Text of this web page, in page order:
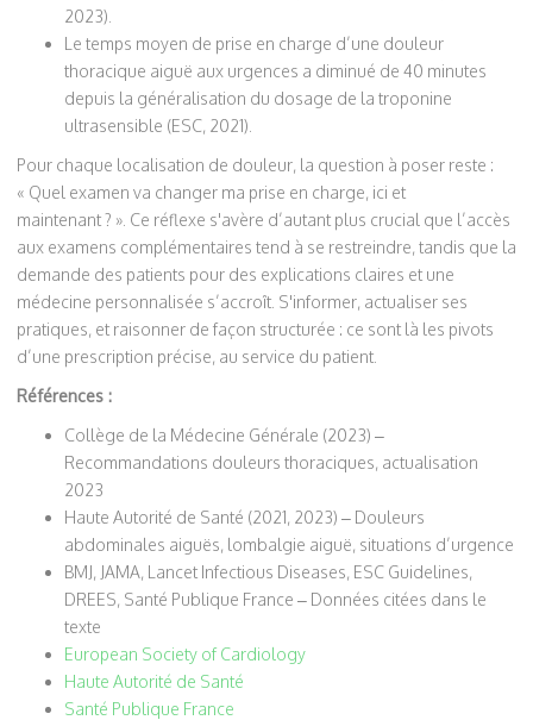
2023).
Le temps moyen de prise en charge d’une douleur
thoracique aiguë aux urgences a diminué de 40 minutes
depuis la généralisation du dosage de la troponine
ultrasensible (ESC, 2021).
Pour chaque localisation de douleur, la question à poser reste :
« Quel examen va changer ma prise en charge, ici et
maintenant ? ». Ce réflexe s'avère d’autant plus crucial que l’accès
aux examens complémentaires tend à se restreindre, tandis que la
demande des patients pour des explications claires et une
médecine personnalisée s’accroît. S'informer, actualiser ses
pratiques, et raisonner de façon structurée : ce sont là les pivots
d’une prescription précise, au service du patient.
Références :
Collège de la Médecine Générale (2023) –
Recommandations douleurs thoraciques, actualisation
2023
Haute Autorité de Santé (2021, 2023) – Douleurs
abdominales aiguës, lombalgie aiguë, situations d’urgence
BMJ, JAMA, Lancet Infectious Diseases, ESC Guidelines,
DREES, Santé Publique France – Données citées dans le
texte
European Society of Cardiology
Haute Autorité de Santé
Santé Publique France